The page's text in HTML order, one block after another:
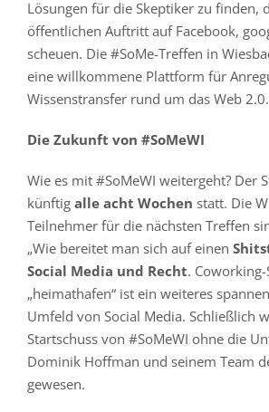
Lösungen für die Skeptiker zu finden,
öffentlichen Auftritt auf Facebook,
scheuen. Die #SoMe-Treffen in
eine willkommene Plattform für
Wissenstransfer rund um das Web 2.0.
Die Zukunft von #SoMeWI
Wie es mit #SoMeWI weitergeht? Der
künftig alle acht Wochen statt. Die
Teilnehmer für die nächsten Treffen
„Wie bereitet man sich auf einen
Social Media und Recht.
„heimathafen“ ist ein weiteres
Umfeld von Social Media. Schließlich
Startschuss von #SoMeWI ohne die
Dominik Hoffman und seinem Team
gewesen.